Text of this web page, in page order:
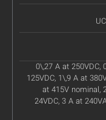
0\,27 A at 250VDC,
125VDC, 1\,9 A at
at 415V nominal,
24VDC, 3 A at